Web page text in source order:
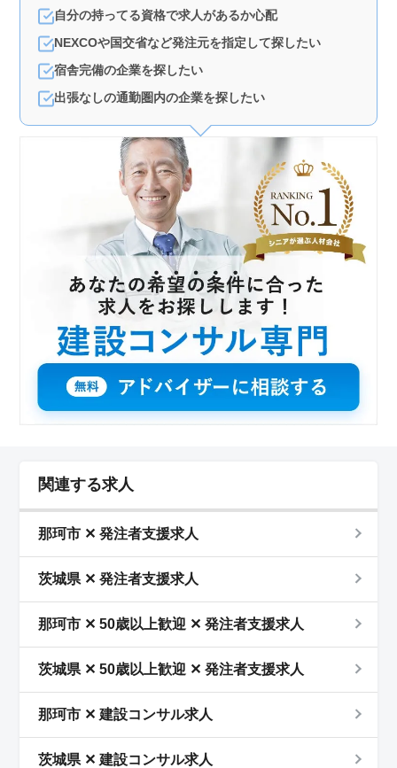
自分の持ってる資格で求人があるか心配
NEXCOや国交省など発注元を指定して探したい
宿舎完備の企業を探したい
出張なしの通勤圏内の企業を探したい
関連する求人
那珂市 ✕ 発注者支援求人
茨城県 ✕ 発注者支援求人
那珂市 ✕ 50歳以上歓迎 ✕ 発注者支援求人
茨城県 ✕ 50歳以上歓迎 ✕ 発注者支援求人
那珂市 ✕ 建設コンサル求人
茨城県 ✕ 建設コンサル求人